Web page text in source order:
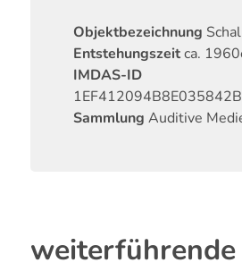
Objektbezeichnung
Entstehungszeitca.
IMDAS-ID
Sammlung Auditive
weiterführende